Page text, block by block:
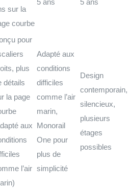
sur la
courbe
5 ans 5 ans
pour
plus
détails
la page
aux
l’air
Adapté aux
conditions
difficiles
comme l’air
marin,
Monorail
One pour
plus de
simplicité
Design
contemporain,
silencieux,
plusieurs
étages
possibles